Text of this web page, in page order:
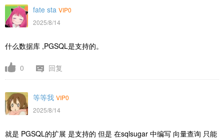
fate sta VIP0
2025/8/14
什么数据库 ,PGSQL是支持的。
0 回复
等等我 VIP0
2025/8/14
就是 PGSQL的扩展 是支持的 但是 在sqlsugar 中编写 向量查询 只能